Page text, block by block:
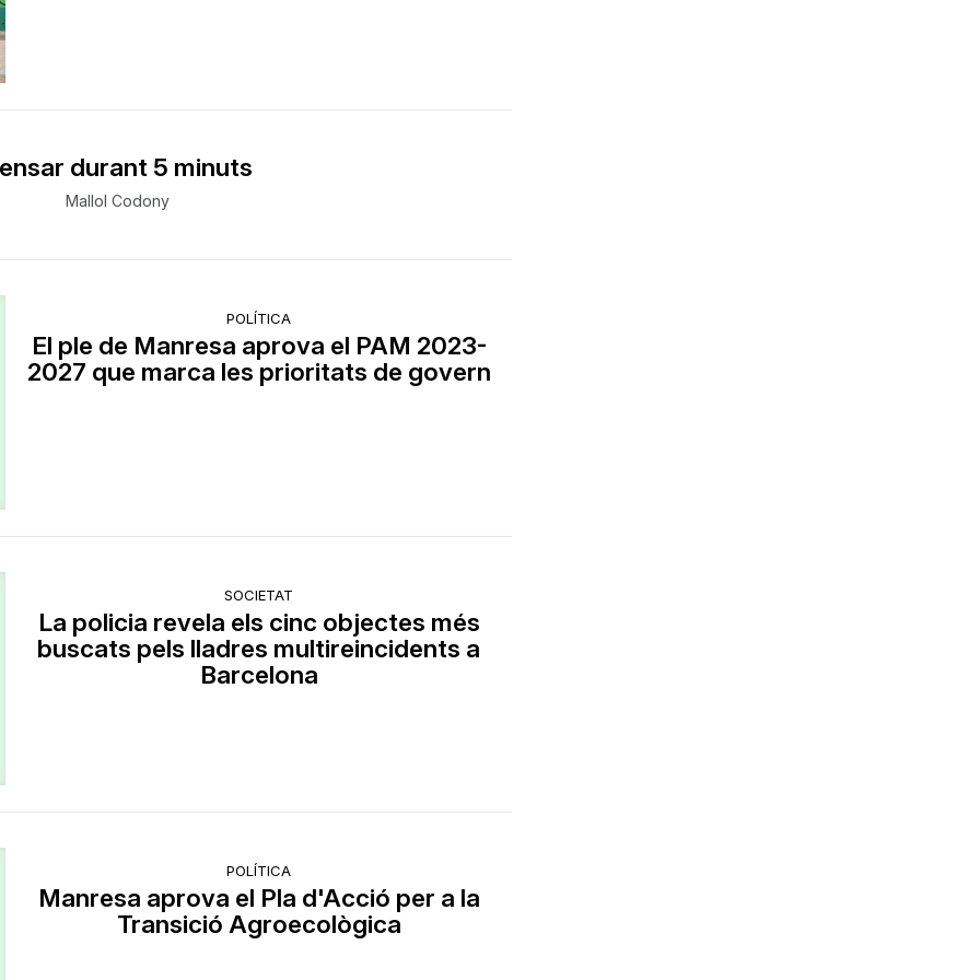
durant 5 minuts
Mallol Codony
POLÍTICA
El ple de Manresa aprova el PAM 2023-
2027 que marca les prioritats de govern
SOCIETAT
La policia revela els cinc objectes més
buscats pels lladres multireincidents a
Barcelona
POLÍTICA
Manresa aprova el Pla d'Acció per a la
Transició Agroecològica